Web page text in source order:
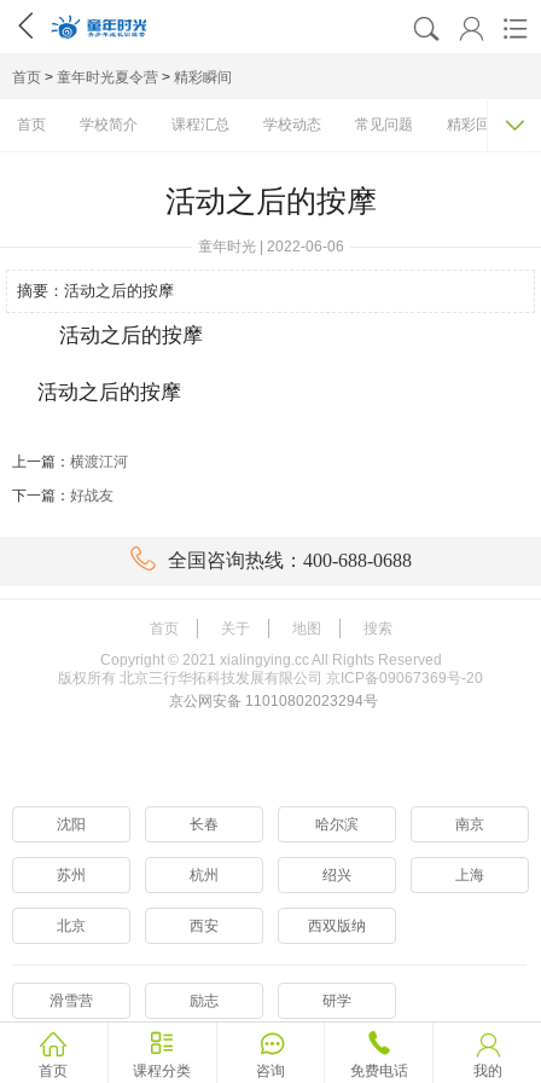
   
首页 > 童年时光夏令营 > 精彩瞬间
首页 学校简介 课程汇总 学校动态 常见问题 精彩回顾 
活动之后的按摩
童年时光 | 2022-06-06
摘要： 活动之后的按摩
活动之后的按摩
上一篇： 横渡江河
下一篇： 好战友
 全国咨询热线：400-688-0688
首页 关于 地图
搜索
Copyright © 2021 xialingying.cc All Rights Reserved
版权所有 北京三行华拓科技发展有限公司 京ICP备09067369号-20
京公网安备 11010802023294号

首页

课程分类

咨询

免费电话

我的
沈阳 长春 哈尔滨 南京
苏州 杭州 绍兴 上海
北京 西安 西双版纳
滑雪营 励志 研学